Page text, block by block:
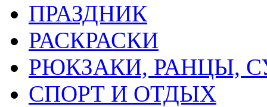
ПРАЗДНИК
РАСКРАСКИ
РЮКЗАКИ, РАНЦЫ,
СПОРТ И ОТДЫХ